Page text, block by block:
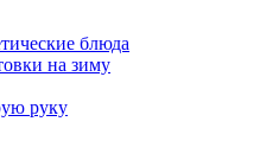
блюда
на зиму
руку